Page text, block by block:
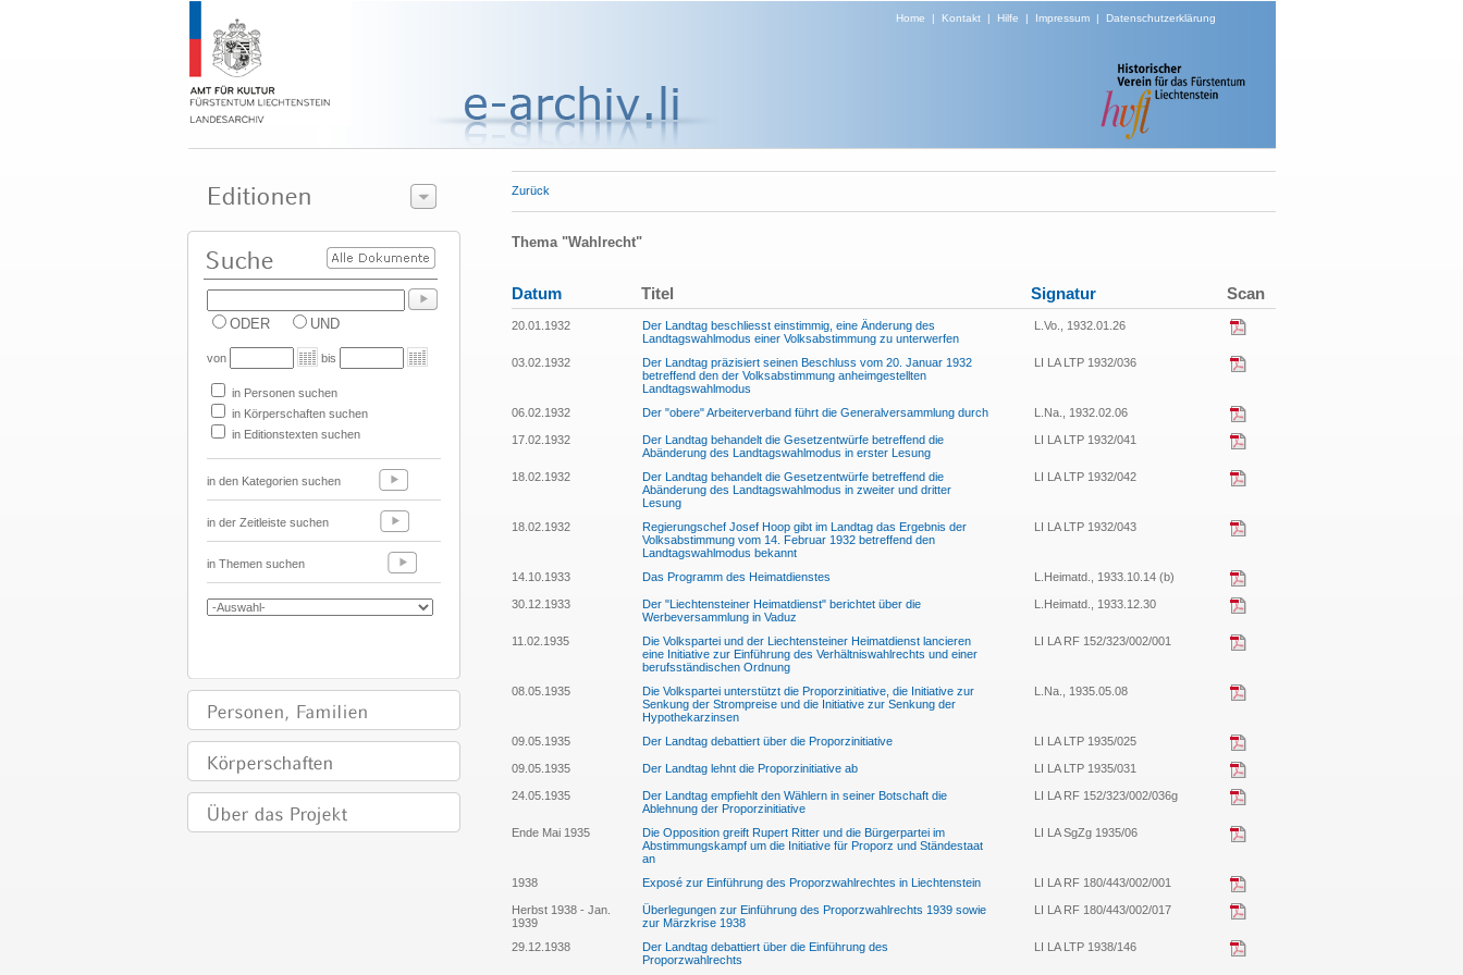
Home | Kontakt| Hilfe | Impressum| Datenschutzerklärung
ODER UND
von bis
in Personen suchen
in Körperschaften suchen
in Editionstexten suchen
in den Kategorien suchen
in der Zeitleiste suchen
in Themen suchen
Zurück
Thema "Wahlrecht"
Datum Titel Signatur Scan
20.01.1932
Der Landtag beschliesst einstimmig, eine Änderung des
Landtagswahlmodus einer Volksabstimmung zu unterwerfen
L.Vo., 1932.01.26
03.02.1932
Der Landtag präzisiert seinen Beschluss vom 20. Januar 1932
betreffend den der Volksabstimmung anheimgestellten
Landtagswahlmodus
LI LA LTP 1932/036
06.02.1932 Der "obere" Arbeiterverband führt die Generalversammlung durch L.Na., 1932.02.06
17.02.1932
Der Landtag behandelt die Gesetzentwürfe betreffend die
Abänderung des Landtagswahlmodus in erster Lesung
LI LA LTP 1932/041
18.02.1932
Der Landtag behandelt die Gesetzentwürfe betreffend die
Abänderung des Landtagswahlmodus in zweiter und dritter
Lesung
LI LA LTP 1932/042
18.02.1932
Regierungschef Josef Hoop gibt im Landtag das Ergebnis der
Volksabstimmung vom 14. Februar 1932 betreffend den
Landtagswahlmodus bekannt
LI LA LTP 1932/043
14.10.1933 Das Programm des Heimatdienstes L.Heimatd., 1933.10.14 (b)
30.12.1933
Der "Liechtensteiner Heimatdienst" berichtet über die
Werbeversammlung in Vaduz
L.Heimatd., 1933.12.30
11.02.1935
Die Volkspartei und der Liechtensteiner Heimatdienst lancieren
eine Initiative zur Einführung des Verhältniswahlrechts und einer
berufsständischen Ordnung
LI LA RF 152/323/002/001
08.05.1935
Die Volkspartei unterstützt die Proporzinitiative, die Initiative zur
Senkung der Strompreise und die Initiative zur Senkung der
Hypothekarzinsen
L.Na., 1935.05.08
09.05.1935 Der Landtag debattiert über die Proporzinitiative LI LA LTP 1935/025
09.05.1935 Der Landtag lehnt die Proporzinitiative ab LI LA LTP 1935/031
24.05.1935
Der Landtag empfiehlt den Wählern in seiner Botschaft die
Ablehnung der Proporzinitiative
LI LA RF 152/323/002/036g
Ende Mai 1935
Die Opposition greift Rupert Ritter und die Bürgerpartei im
Abstimmungskampf um die Initiative für Proporz und Ständestaat
an
LI LA SgZg 1935/06
1938 Exposé zur Einführung des Proporzwahlrechtes in Liechtenstein LI LA RF 180/443/002/001
Herbst 1938 - Jan.
1939
Überlegungen zur Einführung des Proporzwahlrechts 1939 sowie
zur Märzkrise 1938
LI LA RF 180/443/002/017
29.12.1938
Der Landtag debattiert über die Einführung des
Proporzwahlrechts
LI LA LTP 1938/146